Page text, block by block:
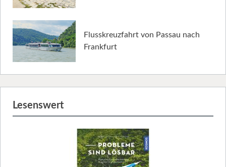
Flusskreuzfahrt von Passau nach
Frankfurt
Lesenswert